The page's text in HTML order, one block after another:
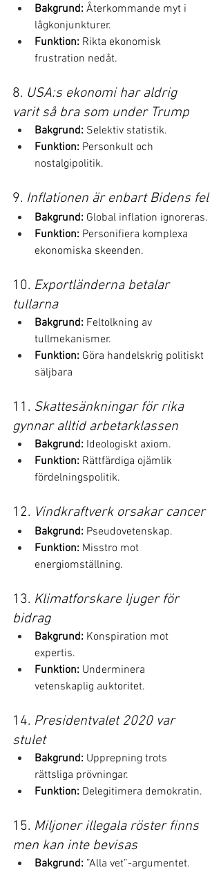
Bakgrund: Återkommande myt i
lågkonjunkturer.
Funktion: Rikta ekonomisk
frustration nedåt.
8. USA:s ekonomi har aldrig
varit så bra som under Trump
Bakgrund: Selektiv statistik.
Funktion: Personkult och
nostalgipolitik.
9. Inflationen är enbart Bidens fel
Bakgrund: Global inflation ignoreras.
Funktion: Personifiera komplexa
ekonomiska skeenden.
10. Exportländerna betalar
tullarna
Bakgrund: Feltolkning av
tullmekanismer.
Funktion: Göra handelskrig politiskt
säljbara
11. Skattesänkningar för rika
gynnar alltid arbetarklassen
Bakgrund: Ideologiskt axiom.
Funktion: Rättfärdiga ojämlik
fördelningspolitik.
12. Vindkraftverk orsakar cancer
Bakgrund: Pseudovetenskap.
Funktion: Misstro mot
energiomställning.
13. Klimatforskare ljuger för
bidrag
Bakgrund: Konspiration mot
expertis.
Funktion: Underminera
vetenskaplig auktoritet.
14. Presidentvalet 2020 var
stulet
Bakgrund: Upprepning trots
rättsliga prövningar.
Funktion: Delegitimera demokratin.
15. Miljoner illegala röster finns
men kan inte bevisas
Bakgrund: ”Alla vet”-argumentet.